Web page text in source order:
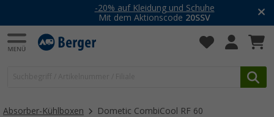
-20% auf Kleidung und Schuhe
Mit dem Aktionscode20SSV
Absorber-Kühlboxen
Dometic CombiCool RF 60